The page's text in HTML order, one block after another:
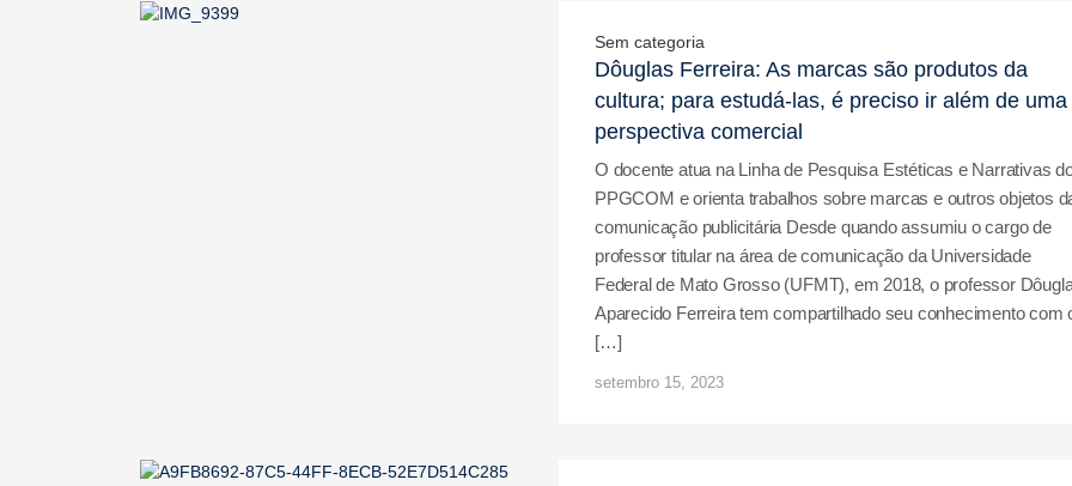
Sem categoria
Dôuglas Ferreira: As marcas são produtos da
cultura; para estudá-las, é preciso ir além de uma
perspectiva comercial
O docente atua na Linha de Pesquisa Estéticas e Narrativas
PPGCOM e orienta trabalhos sobre marcas e outros objetos
comunicação publicitária Desde quando assumiu o cargo de
professor titular na área de comunicação da Universidade
Federal de Mato Grosso (UFMT), em 2018, o professor
Aparecido Ferreira tem compartilhado seu conhecimento com
[…]
setembro 15, 2023